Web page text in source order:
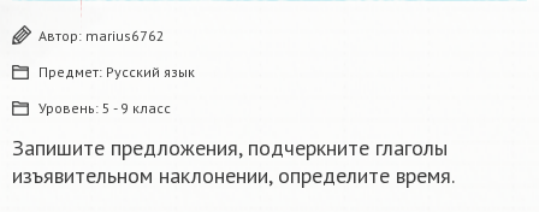
Автор: marius6762
Предмет: Русский язык
Уровень: 5 - 9 класс
Запишите предложения, подчеркните глаголы
изъявительном наклонении, определите время.